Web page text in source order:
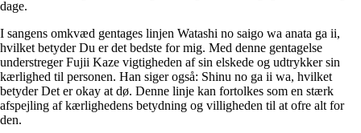
dage.
I sangens omkvæd gentages linjen Watashi no saigo wa anata ga ii,
hvilket betyder Du er det bedste for mig. Med denne gentagelse
understreger Fujii Kaze vigtigheden af sin elskede og udtrykker sin
kærlighed til personen. Han siger også: Shinu no ga ii wa, hvilket
betyder Det er okay at dø. Denne linje kan fortolkes som en stærk
afspejling af kærlighedens betydning og villigheden til at ofre alt for
den.